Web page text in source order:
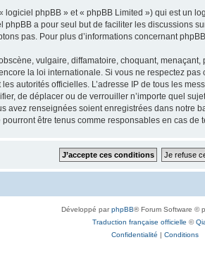
phpBB » et « phpBB Limited ») qui est un
phpBB a pour seul but de faciliter les discussions
pas. Pour plus d’informations concernant
vulgaire, diffamatoire, choquant,
la loi internationale. Si vous ne respectez
autorités officielles. L’adresse IP de tous les
de déplacer ou de verrouiller n’importe quel
avez renseignées soient enregistrées dans
être tenus comme responsables en cas
Développé parphpBB® Forum Software ©
Traduction française officielle ©
Confidentialité | Conditions